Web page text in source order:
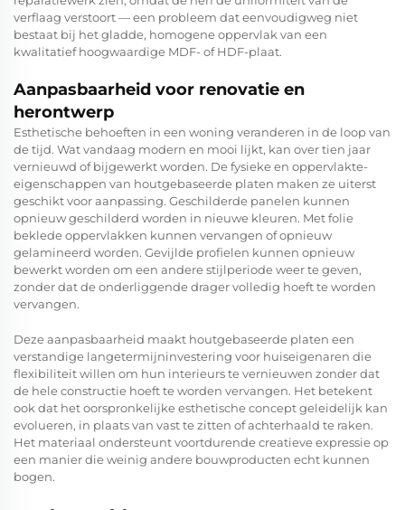
verflaag verstoort — een probleem dat eenvoudigweg niet
bestaat bij het gladde, homogene oppervlak van een
kwalitatief hoogwaardige MDF- of HDF-plaat.
Aanpasbaarheid voor renovatie en
herontwerp
Esthetische behoeften in een woning veranderen in de loop van
de tijd. Wat vandaag modern en mooi lijkt, kan over tien jaar
vernieuwd of bijgewerkt worden. De fysieke en oppervlakte-
eigenschappen van houtgebaseerde platen maken ze uiterst
geschikt voor aanpassing. Geschilderde panelen kunnen
opnieuw geschilderd worden in nieuwe kleuren. Met folie
beklede oppervlakken kunnen vervangen of opnieuw
gelamineerd worden. Gevijlde profielen kunnen opnieuw
bewerkt worden om een andere stijlperiode weer te geven,
zonder dat de onderliggende drager volledig hoeft te worden
vervangen.
Deze aanpasbaarheid maakt houtgebaseerde platen een
verstandige langetermijninvestering voor huiseigenaren die
flexibiliteit willen om hun interieurs te vernieuwen zonder dat
de hele constructie hoeft te worden vervangen. Het betekent
ook dat het oorspronkelijke esthetische concept geleidelijk kan
evolueren, in plaats van vast te zitten of achterhaald te raken.
Het materiaal ondersteunt voortdurende creatieve expressie op
een manier die weinig andere bouwproducten echt kunnen
bogen.